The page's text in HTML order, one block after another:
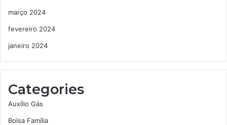
março 2024
fevereiro 2024
janeiro 2024
Categories
Auxílio Gás
Bolsa Família